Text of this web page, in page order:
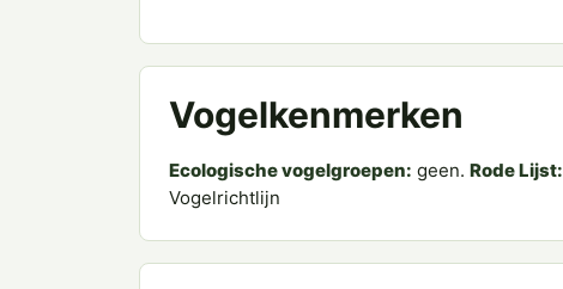
Vogelkenmerken
Ecologische vogelgroepen: geen. Rode Lijst:
Vogelrichtlijn